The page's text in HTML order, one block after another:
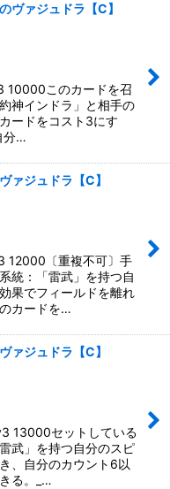
ァジュドラ【C】
10000このカードを召
神インドラ」と相手の
ードをコスト3にす
分…
ジュドラ【C】
12000〔重複不可〕手
統：「雷武」を持つ自
果でフィールドを離れ
カードを…
ジュドラ【C】
13000セットしている
武」を持つ自分のスピ
、自分のカウント6以
る。_…